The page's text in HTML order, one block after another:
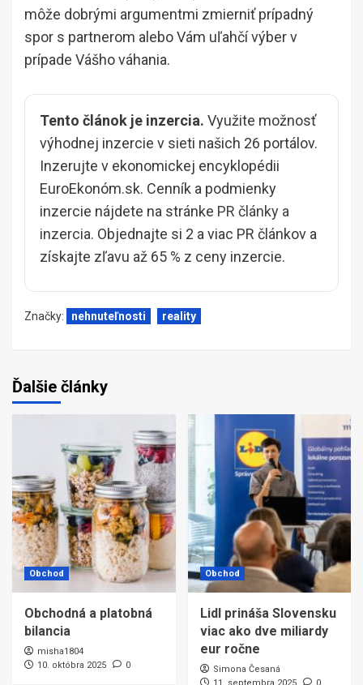
môže dobrými argumentmi zmierniť prípadný
spor s partnerom alebo Vám uľahčí výber v
prípade Vášho váhania.
Tento článok je inzercia. Využite možnosť
výhodnej inzercie v sieti našich 26 portálov.
Inzerujte v ekonomickej encyklopédii
EuroEkonóm.sk. Cenník a podmienky
inzercie nájdete na stránke PR články a
inzercia. Objednajte si 2 a viac PR článkov a
získajte zľavu až 65 % z ceny inzercie.
Značky: nehnuteľnosti reality
Ďalšie články
Obchod
Obchodná a platobná
bilancia
misha1804
10. októbra 2025
0
Obchod
Lidl prináša Slovensku
viac ako dve miliardy
eur ročne
Simona Česaná